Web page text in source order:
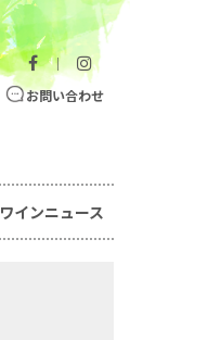
｜
お問い合わせ
ワインニュース